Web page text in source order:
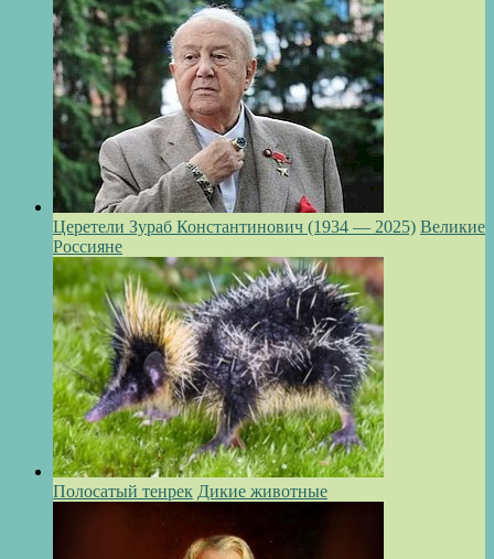
Церетели Зураб Константинович (1934 — 2025) Великие
Россияне
Полосатый тенрек Дикие животные